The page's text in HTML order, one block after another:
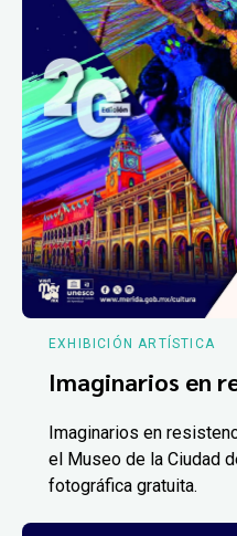
EXHIBICIÓN ARTÍSTICA
Imaginarios en
Imaginarios en
el Museo de la Ciudad
fotográfica gratuita.